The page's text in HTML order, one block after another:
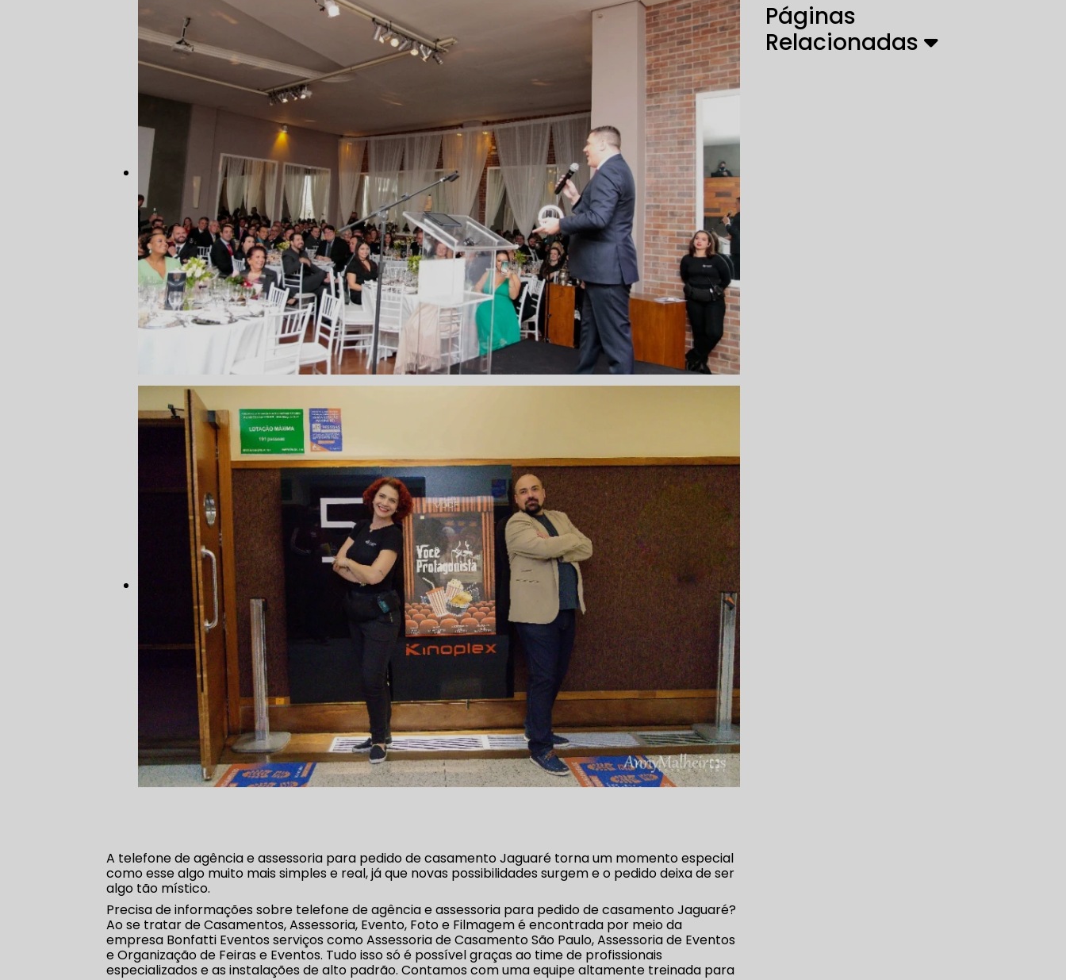
A telefone de agência e assessoria para pedido de casamento Jaguaré torna um momento especial
como esse algo muito mais simples e real, já que novas possibilidades surgem e o pedido deixa de ser
algo tão místico.
Precisa de informações sobre telefone de agência e assessoria para pedido de casamento Jaguaré?
Ao se tratar de Casamentos, Assessoria, Evento, Foto e Filmagem é encontrada por meio da
empresa Bonfatti Eventos serviços como Assessoria de Casamento São Paulo, Assessoria de Eventos
e Organização de Feiras e Eventos. Tudo isso só é possível graças ao time de profissionais
especializados e as instalações de alto padrão. Contamos com uma equipe altamente treinada para
Páginas
Relacionadas